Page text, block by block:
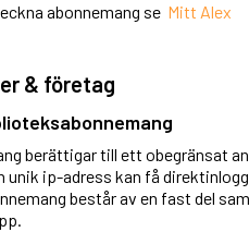
abonnemang se Mitt Alex
& företag
berättigar till ett obegränsat
unik ip-adress kan få
består av en fast del